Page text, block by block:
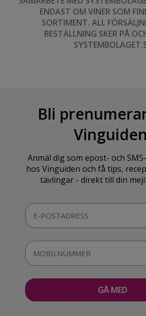
ENDAST OM VINER SOM
SORTIMENT. ALL
BESTÄLLNING SKER PÅ
Bli
Anmäl dig som epost- och
hos Vinguiden och få tips,
tävlingar - direkt till din